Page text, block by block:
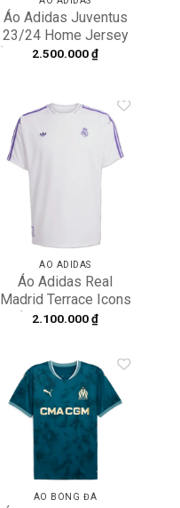
Áo Adidas Juventus
23/24 Home Jersey
‘Black White’ HR8256
2.500.000₫
Add to
wishlist
ÁO ADIDAS
Áo Adidas Real
Madrid Terrace Icons
‘White’ JF2581
2.100.000₫
Add to
wishlist
ÁO BÓNG ĐÁ